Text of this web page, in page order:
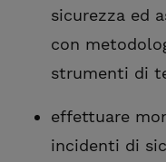
sicurezza ed
con
strumenti di
effettuare
incidenti di